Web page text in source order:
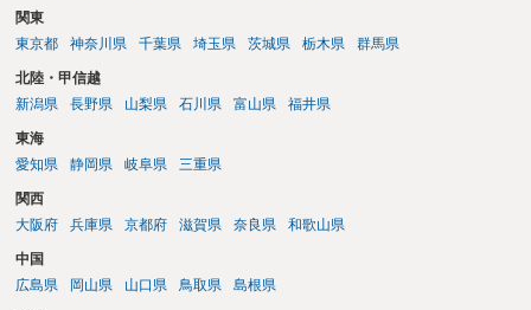
関東
東京都
神奈川県 千葉県 埼玉県 茨城県 栃木県 群馬県
北陸・甲信越
新潟県
長野県 山梨県 石川県 富山県 福井県
東海
愛知県
静岡県 岐阜県 三重県
関西
大阪府
兵庫県 京都府 滋賀県 奈良県 和歌山県
中国
広島県
岡山県 山口県 鳥取県 島根県